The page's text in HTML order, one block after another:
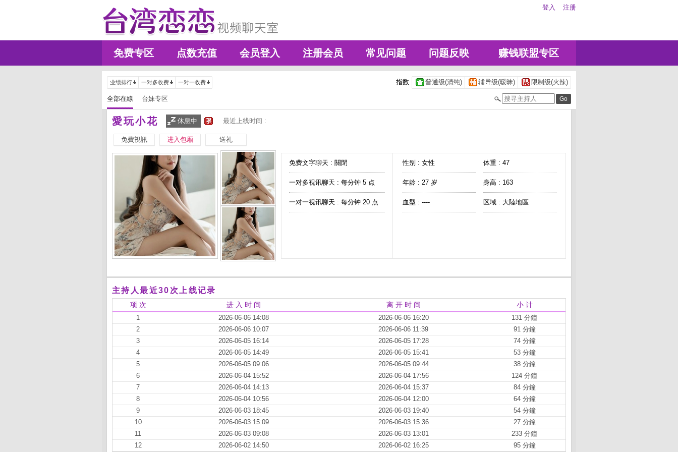
登入 注册
免费专区 点数充值 会员登入 注册会员 常见问题 问题反映 赚钱联盟专区
业绩排行 一对多收费 一对一收费 指数 普通级(清纯) 辅导级(暧昧) 限制级(火辣)
全部在線 台妹专区
愛玩小花 休息中 最近上线时间 :
免費視訊 进入包厢 送礼
免费文字聊天 : 關閉
一对多视讯聊天 : 每分钟 5 点
一对一视讯聊天 : 每分钟 20 点
性别 : 女性 体重 : 47
年龄 : 27 岁 身高 : 163
血型 : ---- 区域 : 大陸地區
主持人最近30次上线记录
项 次 进 入 时 间 离 开 时 间 小 计
1 2026-06-06 14:08 2026-06-06 16:20
131 分鐘
2
2026-06-06 10:07 2026-06-06 11:39
91 分鐘
3
2026-06-05 16:14 2026-06-05 17:28
74 分鐘
4
2026-06-05 14:49 2026-06-05 15:41
53 分鐘
5
2026-06-05 09:06 2026-06-05 09:44
38 分鐘
6
2026-06-04 15:52 2026-06-04 17:56
124 分鐘
7
2026-06-04 14:13 2026-06-04 15:37
84 分鐘
8
2026-06-04 10:56 2026-06-04 12:00
64 分鐘
9
2026-06-03 18:45 2026-06-03 19:40
54 分鐘
10
2026-06-03 15:09 2026-06-03 15:36
27 分鐘
11
2026-06-03 09:08 2026-06-03 13:01
233 分鐘
12
2026-06-02 14:50 2026-06-02 16:25 95 分鐘